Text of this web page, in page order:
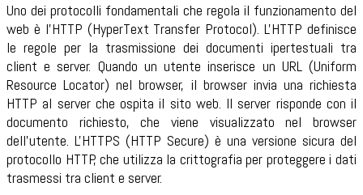
Uno dei protocolli fondamentali che regola il funzionamento del
web è l'HTTP (HyperText Transfer Protocol). L'HTTP definisce
le regole per la trasmissione dei documenti ipertestuali tra
client e server. Quando un utente inserisce un URL (Uniform
Resource Locator) nel browser, il browser invia una richiesta
HTTP al server che ospita il sito web. Il server risponde con il
documento richiesto, che viene visualizzato nel browser
dell'utente. L'HTTPS (HTTP Secure) è una versione sicura del
protocollo HTTP, che utilizza la crittografia per proteggere i dati
trasmessi tra client e server.